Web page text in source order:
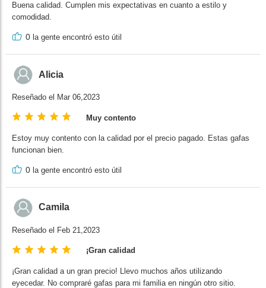
Buena calidad. Cumplen mis expectativas en cuanto a estilo y
comodidad.
0 la gente encontró esto útil
Alicia
Reseñado el Mar 06,2023
Muy contento
Estoy muy contento con la calidad por el precio pagado. Estas gafas
funcionan bien.
0 la gente encontró esto útil
Camila
Reseñado el Feb 21,2023
¡Gran calidad
¡Gran calidad a un gran precio! Llevo muchos años utilizando
eyecedar. No compraré gafas para mi familia en ningún otro sitio.